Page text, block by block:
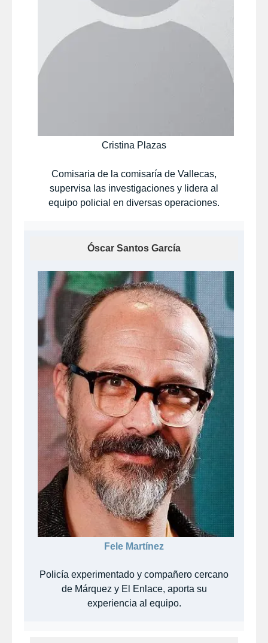
Cristina Plazas
Comisaria de la comisaría de Vallecas,
supervisa las investigaciones y lidera al
equipo policial en diversas operaciones.
Óscar Santos García
Fele Martínez
Policía experimentado y compañero cercano
de Márquez y El Enlace, aporta su
experiencia al equipo.